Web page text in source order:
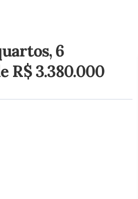
6
R$ 3.380.000